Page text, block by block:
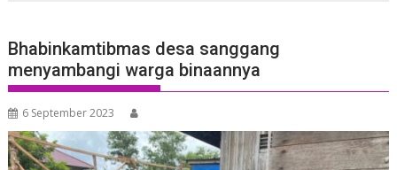
Bhabinkamtibmas desa sanggang
menyambangi warga binaannya
6 September 2023